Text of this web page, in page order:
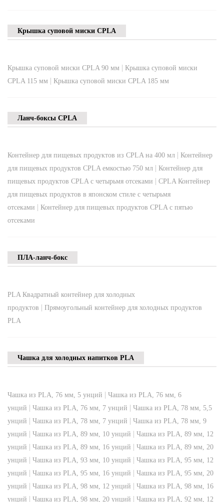
Крышка суповой миски CPLA
Крышка суповой миски CPLA 90 мм | Крышка суповой миски
CPLA 115 мм | Крышка суповой миски CPLA 185 мм
Ланч-боксы CPLA
Контейнер для пищевых продуктов из CPLA на 400 мл | Контейнер
для пищевых продуктов CPLA емкостью 750 мл | Контейнер для
пищевых продуктов CPLA с четырьмя отсеками | CPLA Контейнер
для пищевых продуктов в японском стиле с четырьмя
отсеками | Контейнер для пищевых продуктов CPLA с пятью
отсеками
ПЛА-ланч-бокс
PLA Квадратный контейнер для холодных
продуктов | Прямоугольный контейнер для холодных продуктов
PLA
Чашка для холодных напитков PLA
Чашка из PLA, 76 мм, 5 унций | Чашка из PLA, 76 мм, 6
унций | Чашка из PLA, 76 мм, 7 унций | Чашка из PLA, 78 мм, 5,5
унций | Чашка из PLA, 78 мм, 7 унций | Чашка из PLA, 78 мм, 9
унций | Чашка из PLA, 89 мм, 10 унций | Чашка из PLA, 89 мм, 12
унций | Чашка из PLA, 89 мм, 16 унций | Чашка из PLA, 89 мм, 20
унций | Чашка из PLA, 93 мм, 10 унций | Чашка из PLA, 95 мм, 12
унций | Чашка из PLA, 95 мм, 16 унций | Чашка из PLA, 95 мм, 20
унций | Чашка из PLA, 98 мм, 12 унций | Чашка из PLA, 98 мм, 16
унций | Чашка из PLA, 98 мм, 20 унций | Чашка из PLA, 92 мм, 12